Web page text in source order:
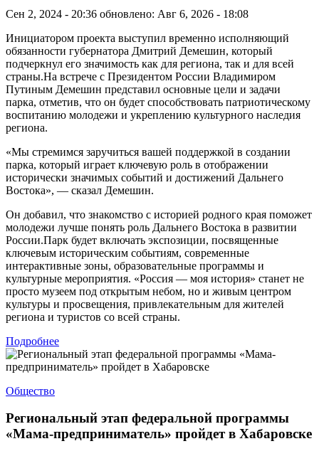
Сен 2, 2024 - 20:36 обновлено: Авг 6, 2026 - 18:08
Инициатором проекта выступил временно исполняющий
обязанности губернатора Дмитрий Демешин, который
подчеркнул его значимость как для региона, так и для всей
страны.На встрече с Президентом России Владимиром
Путиным Демешин представил основные цели и задачи
парка, отметив, что он будет способствовать патриотическому
воспитанию молодежи и укреплению культурного наследия
региона.
«Мы стремимся заручиться вашей поддержкой в создании
парка, который играет ключевую роль в отображении
исторически значимых событий и достижений Дальнего
Востока», — сказал Демешин.
Он добавил, что знакомство с историей родного края поможет
молодежи лучше понять роль Дальнего Востока в развитии
России.Парк будет включать экспозиции, посвященные
ключевым историческим событиям, современные
интерактивные зоны, образовательные программы и
культурные мероприятия. «Россия — моя история» станет не
просто музеем под открытым небом, но и живым центром
культуры и просвещения, привлекательным для жителей
региона и туристов со всей страны.
Подробнее
Общество
Региональный этап федеральной программы
«Мама-предприниматель» пройдет в Хабаровске